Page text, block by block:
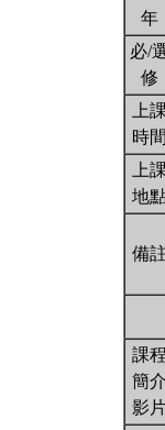
年
必/
修
上課
時間
上課
地
備註
課程
簡介
影